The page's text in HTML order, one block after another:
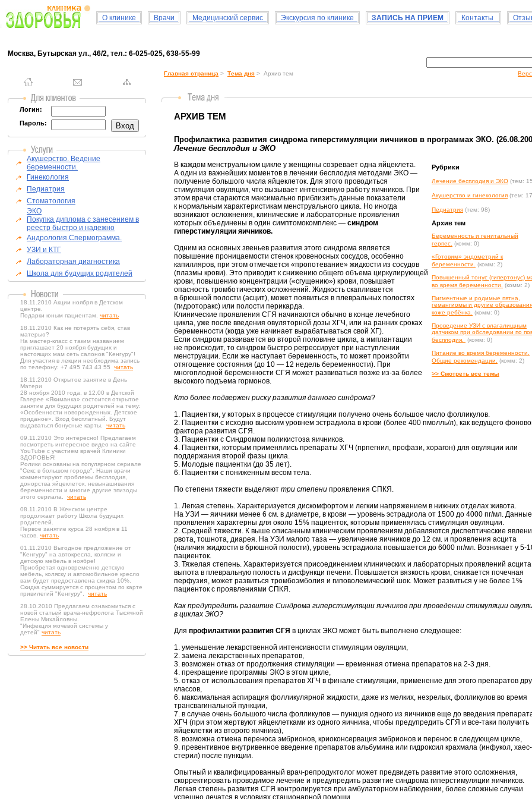
О клинике Врачи Медицинский сервис Экскурсия по клинике ЗАПИСЬ НА ПРИЕМ Контакты
Москва, Бутырская ул., 46/2, тел.: 6-025-025, 638-55-99
Логин:
Пароль:
Акушерство. Ведение
беременности.
Гинекология
Педиатрия
Стоматология
ЭКО
Покупка диплома с занесением в
реестр быстро и надежно
Андрология.Спермограмма.
УЗИ и КТГ
Лабораторная диагностика
Школа для будущих родителей
18.11.2010 Акции ноября в Детском
центре.
Подарки юным пациентам. читать
18.11.2010 Как не потерять себя, став
матерью?
На мастер-класс с таким названием
приглашает 20 ноября будущих и
настоящих мам сеть салонов "Кенгуру"!
Для участия в лекции необходима запись
по телефону: +7 495 743 43 55 читать
18.11.2010 Открытое занятие в День
Матери
28 ноября 2010 года, в 12.00 в Детской
Галерее «Якиманка» состоится открытое
занятие для будущих родителей на тему:
«Особенности новорожденных. Детское
приданое». Вход бесплатный. Будут
выдаваться бонусные карты. читать
09.11.2010 Это интересно! Предлагаем
посмотреть интересное видео на сайте
YouTube с участием врачей Клиники
ЗДОРОВЬЯ!
Ролики основаны на популярном сериале
"Секс в большом городе". Наши врачи
комментируют проблемы бесплодия,
донорства яйцеклеток, невынашивания
беременности и многие другие эпизоды
этого сериала. читать
08.11.2010 В Женском центре
продолжает работу Школа будущих
родителей.
Первое занятие курса 28 ноября в 11
часов. читать
01.11.2010 Выгодное предложение от
"Кенгуру" на автокресла, коляски и
детскую мебель в ноябре!
Приобретая одновременно детскую
мебель, коляску и автомобильное кресло
вам будет предоставлена скидка 10%.
Скидка суммируется с процентом по карте
привилегий "Кенгуру". читать
28.10.2010 Предлагаем ознакомиться с
новой статьей врача-нефролога Тысячной
Елены Михайловны.
"Инфекция мочевой системы у
детей" читать
>> Читать все новости
Главная страница > Тема дня > Архив тем
АРХИВ ТЕМ
Профилактика развития синдрома гиперстимуляции яичников в программах ЭКО.
Лечение бесплодия и ЭКО
Рубрики
Лечение бесплодия и ЭКО (тем:
Акушерство и гинекология (тем:
Педиатрия (тем: 98)
Архив тем
Беременность и генитальный
герпес. (комм: 0)
«Готовим» эндометрий к
беременности.
(комм: 2)
Повышенный тонус (гипертонус)
во время беременности.
(комм: 2)
Пигментные и родимые пятна,
гемангиомы и другие
коже ребёнка.
(комм: 0)
Проведение УЗИ с влагалищным
датчиком при обследовании по
бесплодия.
(комм: 0)
Питание во время беременности.
Общие рекомендации.
(комм: 2)
>> Смотреть все темы
В каждом менструальном цикле у женщины созревает одна яйцеклета.
А один из важнейших моментов в лечении бесплодия методами ЭКО —
получение большого числа яйцеклеток. Для этого проводиться
стимуляция овуляции, что вызывает интенсивную работу яичников. При
этом врачи стараются максимально приблизить данные показатели
к нормальным характеристикам менструального цикла. Но иногда
возникают осложнения, клинические и лабораторные проявления
которых объединены в один симптомокомплекс — синдром
гиперстимуляции яичников.
Одним из основных звеньев развития этого синдрома является
повышение проницаемости стенок кровеносных сосудов, особенно
капилляров, при этом отмечается «пропотевание» жидкости из сосудов
(плазмы крови). Это приводит к снижению общего объема циркулирующей
крови, повышению концентрации («сгущению») крови, повышает
опасность тромботических осложнений. Жидкость скапливается
в брюшной полости (асцит), может появиться в плевральных полостях
(гидроторакс) или полости перикарда.
Клинические проявления СГЯ начинаются обычно в конце лечебного
цикла, уже после введения овуляторной дозы ХГЧ, или на ранних сроках
беременности (когда уже начинает вырабатываться свой ХГ).
Если синдром развивается во второй половине цикла, а имплантации
не происходит, то синдром быстро регрессирует при наступлении
менструации. Если же наступает беременность, то может произойти
отягощение состояния (до 10 — 12 недель беременности). При
многоплодной беременности СГЯ может развиваться позже из-за более
высокого подъема гормонов.
Кто более подвержен риску развития данного синдрома?
1. Пациентки, у которых в процессе стимуляции получено очень большое число фолликулов.
2. Пациентки с исходно высоким уровнем эстрадиола в крови (более 400 пмолль/л), как ведущего
фактора развития СГЯ.
3. Пациентки с Синдромом поликистоза яичников.
4. Пациентки, которым применялись препараты ХГЧ (прпегнил, профази, хорагон) для овуляции или
поддержания второй фазы цикла.
5. Молодые пациентки (до 35 лет).
6. Пациентки с пониженным весом тела.
По степени тяжести выделяют три степени проявления СПКЯ.
1. Легкая степень. Характеризуется дискомфортом и легким напряжением в нижних отделах живота.
На УЗИ — яичники менее 6 см. в диаметре, в крови — уровень эстрадиола от 1500 до 4000 пг/мл. Данные
проявления характерны для около 15% пациенток, которым применялась стимуляция овуляции.
2. Средней тяжести. К выше описанным клиническим проявлениям добавляются диспептические
рвота, тошнота, диарея. На УЗИ малого таза — увеличение яичников до 12 см. и проявления асцита
(наличия жидкости в брюшной полости), уровень эстрадиола повышается до 6000 пг/мл. Возникает у 5-
пациенток.
3. Тяжелая степень. Характеризуется присоединением клинических и лабораторных проявлений
выпота в плевральную полость и дисфункци печени. Повышается вязкость крови, снижается почечная
перфузия, может развиться тромбоэмболия и гиповолемический шок. Может развиться у не более 1%
пациенток с проявлениями СПКЯ.
Как предупредить развитие Синдрома гиперстимуляции яичников при проведении стимуляции
в циклах ЭКО?
Для профилактики развития СГЯ в циклах ЭКО может быть выполнено следующее:
1. уменьшение лекарственной интенсивности стимуляции овуляции,
2. замена лекарственных препаратов,
3. возможен отказ от продолжения стимуляции — временная отмена препаратов на 2-3 дня.
4. прекращение программы ЭКО в этом цикле,
5. отказ от использования препаратов ХГЧ в финале стимуляции, применение для этого препаратов
классов,
6. максимальная аспирация фолликулярной жидкости, даже из мелких, незрелых, фолликулов во время
трансвагинальной пункции,
7. в случае очень большого числа фолликулов — пункция одного из яичников еще до введения
ХГЧ (при этом жертвуют яйцеклетками из одного яичника, чтобы предупредить СГЯ и все-таки получить
яйцеклетки из второго яичника),
8. возможна отмена переноса эмбрионов, криоконсервация эмбрионов и перенос в следующем цикле,
9. превентивное внутривенное введение препаратов альбумина или гидроксил крахмала (инфукол, хаес-
стерил) после пункции.
Опытный и квалифицированный врач-репродуктолог может предвидеть развитие этого осложнения,
скорректировать проводимое лечение и предупредить развитие синдрома гиперстимуляции яичников.
Легкая степень развития СГЯ контролируется при амбулаторном наблюдении, более сложные случаи
успешно лечатся в условиях стационарной помощи.